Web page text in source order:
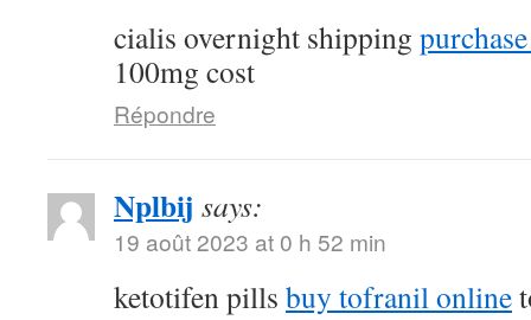
cialis overnight shipping
100mg cost
Répondre
Nplbij says:
19 août 2023 at 0 h 52 min
ketotifen pills buy tofranil online